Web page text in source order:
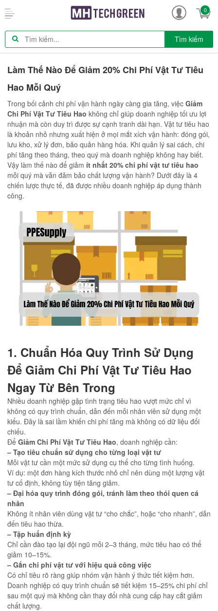
0
Tìm kiếm
Làm Thế Nào Để Giảm 20% Chi Phí Vật Tư Tiêu
Hao Mỗi Quý
Trong bối cảnh chi phí vận hành ngày càng gia tăng, việc Giảm
Chi Phí Vật Tư Tiêu Hao không chỉ giúp doanh nghiệp tối ưu lợi
nhuận mà còn duy trì được sự cạnh tranh dài hạn. Vật tư tiêu hao
là khoản nhỏ nhưng xuất hiện ở mọi mắt xích vận hành: đóng gói,
lưu kho, xử lý đơn, bảo quản hàng hóa. Khi quản lý sai cách, chi
phí tăng theo tháng, theo quý mà doanh nghiệp không hay biết.
Vậy làm thế nào để giảm ít nhất 20% chi phí vật tư tiêu hao
mỗi quý mà vẫn đảm bảo chất lượng vận hành? Dưới đây là 4
chiến lược thực tế, đã được nhiều doanh nghiệp áp dụng thành
công.
1. Chuẩn Hóa Quy Trình Sử Dụng
Để Giảm Chi Phí Vật Tư Tiêu Hao
Ngay Từ Bên Trong
Nhiều doanh nghiệp gặp tình trạng tiêu hao vượt mức chỉ vì
không có quy trình chuẩn, dẫn đến mỗi nhân viên sử dụng một
kiểu. Đây là sai lầm khiến chi phí tăng mà không có dữ liệu đối
chiếu.
Để Giảm Chi Phí Vật Tư Tiêu Hao, doanh nghiệp cần:
– Tạo tiêu chuẩn sử dụng cho từng loại vật tư
Mỗi vật tư cần một mức sử dụng cụ thể cho từng tình huống.
Ví dụ: một đơn hàng kích thước nhỏ chỉ nên dùng một lượng vật
tư cố định, không tùy tiện tăng giảm.
– Đại hóa quy trình đóng gói, tránh làm theo thói quen cá
nhân
Không ít nhân viên dùng vật tư “cho chắc”, hoặc “cho nhanh”, dẫn
đến tiêu hao thừa.
– Tập huấn định kỳ
Chỉ cần đào tạo lại đội ngũ mỗi 2–3 tháng, mức tiêu hao có thể
giảm 10–15%.
– Gắn chi phí vật tư với hiệu quả công việc
Có chỉ tiêu rõ ràng giúp nhóm vận hành ý thức tiết kiệm hơn.
Doanh nghiệp có quy trình chuẩn sẽ tiết kiệm 15–25% chi phí chỉ
sau một quý mà không cần thay đổi nhà cung cấp hay cắt giảm
chất lượng.